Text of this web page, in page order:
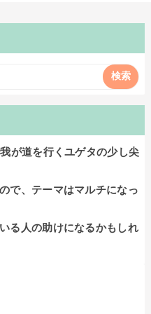
が道を行くユゲタの少し尖
で、テーマはマルチになっ
る人の助けになるかもしれ